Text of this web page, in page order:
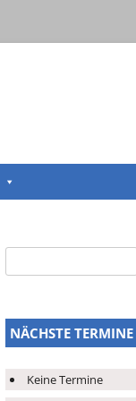
nach:
NÄCHSTE TERMINE
Keine Termine